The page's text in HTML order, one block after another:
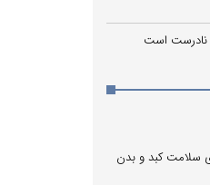
نادرست است
سلامت کبد و بدن